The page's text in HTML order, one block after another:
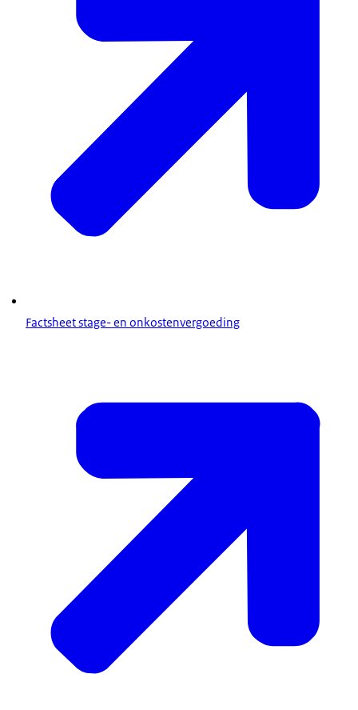
de student, het soort bedrijf of het type werk.
aanbeveling aan de cao-partijen om afspraken over
passende stagevergoeding
Bbl-studenten ontvangen een onkostenvergoeding,
een arbeidsovereenkomst en loon.
Factsheet stage- en onkostenvergoeding